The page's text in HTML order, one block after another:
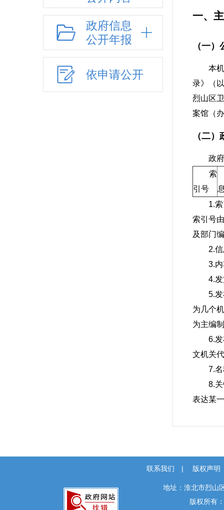
政府信息
公开年报
依申请公开
一、
（一
本
录》（
烈山区
案馆（
（二
政
索
引号
1.
索引号
及部门
2.
3.
4.
5.
为几个
为主编
6.
文机关
7.
8.
表达某
9.
（
2.
联系我们 | 版权声明
地址：淮北市烈山
版权所有